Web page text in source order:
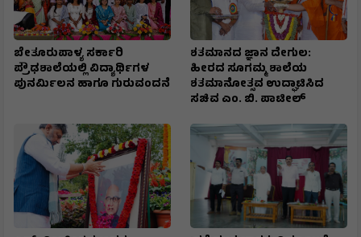
ಬೇತೂರುಪಾಳ್ಯ ಸರ್ಕಾರಿ
ಪ್ರೌಢಶಾಲೆಯಲ್ಲಿ ವಿದ್ಯಾರ್ಥಿಗಳ
ಪುನರ್ಮಿಲನ ಹಾಗೂ ಗುರುವಂದನೆ
ಶತಮಾನದ ಜ್ಞಾನ ದೇಗುಲ:
ಹೀರದ ಸೂಗಮ್ಮ ಶಾಲೆಯ
ಶತಮಾನೋತ್ಸವ ಉದ್ಘಾಟಿಸಿದ
ಸಚಿವ ಎಂ. ಬಿ. ಪಾಟೀಲ್